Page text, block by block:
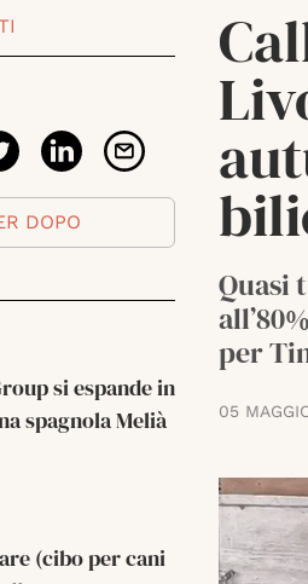
DOPO
si espande in
spagnola Melià
(cibo per cani
Quasi
per
05